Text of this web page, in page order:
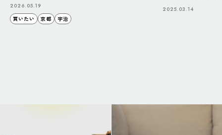
2026.05.19
買いたい
京都 宇治
BAZAAR」
2025.03.14